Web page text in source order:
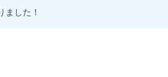
ました！